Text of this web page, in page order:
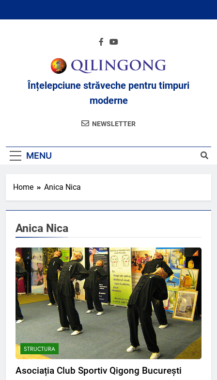
Înțelepciune străveche pentru timpuri
moderne
NEWSLETTER
MENU
Home Anica Nica
Anica Nica
STRUCTURA
Asociația Club Sportiv Qigong București